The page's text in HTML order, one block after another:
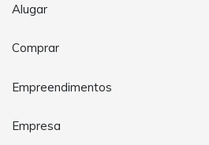
Alugar
Comprar
Empreendimentos
Empresa